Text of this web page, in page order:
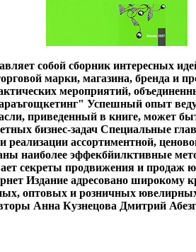
собой сборник интересных
марки, магазина, бренда и
мероприятий,
Успешный опыт
приведенный в книге, может
бизнес-задач Специальные
реализации ассортиментной,
наиболее эффекбйилктивные
секреты продвижения и продаж
Издание адресовано широкому
оптовых и розничных
Анна Кузнецова Дмитрий